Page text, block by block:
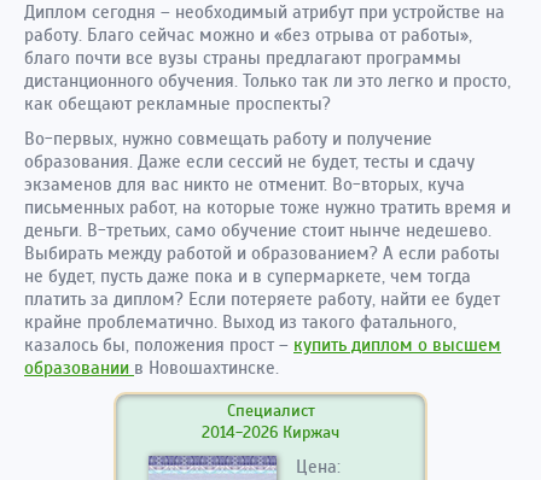
Диплом сегодня – необходимый атрибут при устройстве на
работу. Благо сейчас можно и «без отрыва от работы»,
благо почти все вузы страны предлагают программы
дистанционного обучения. Только так ли это легко и просто,
как обещают рекламные проспекты?
Во-первых, нужно совмещать работу и получение
образования. Даже если сессий не будет, тесты и сдачу
экзаменов для вас никто не отменит. Во-вторых, куча
письменных работ, на которые тоже нужно тратить время и
деньги. В-третьих, само обучение стоит нынче недешево.
Выбирать между работой и образованием? А если работы
не будет, пусть даже пока и в супермаркете, чем тогда
платить за диплом? Если потеряете работу, найти ее будет
крайне проблематично. Выход из такого фатального,
казалось бы, положения прост – купить диплом о высшем
образовании в Новошахтинске.
Специалист
2014-2026 Киржач
Цена: